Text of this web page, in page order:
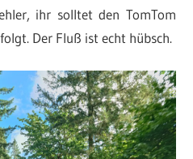
ihr solltet den TomTom
Der Fluß ist echt hübsch.